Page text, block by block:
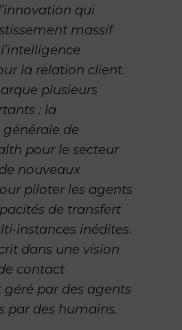
qui
massif
la relation client.
plusieurs
: la
de
pour le secteur
nouveaux
piloter les agents
de transfert
instances inédites.
dans une vision
contact
par des agents
par des humains.